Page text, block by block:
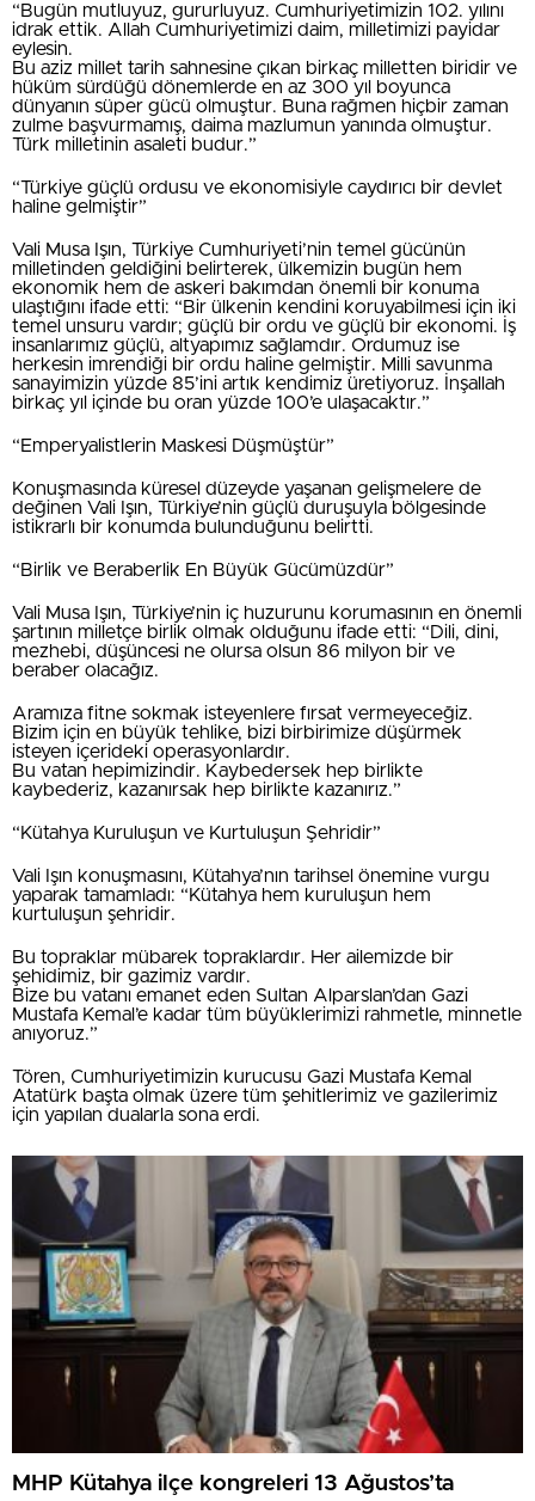
“Bugün mutluyuz, gururluyuz. Cumhuriyetimizin 102. yılını
idrak ettik. Allah Cumhuriyetimizi daim, milletimizi payidar
eylesin.
Bu aziz millet tarih sahnesine çıkan birkaç milletten biridir ve
hüküm sürdüğü dönemlerde en az 300 yıl boyunca
dünyanın süper gücü olmuştur. Buna rağmen hiçbir zaman
zulme başvurmamış, daima mazlumun yanında olmuştur.
Türk milletinin asaleti budur.”
“Türkiye güçlü ordusu ve ekonomisiyle caydırıcı bir devlet
haline gelmiştir”
Vali Musa Işın, Türkiye Cumhuriyeti’nin temel gücünün
milletinden geldiğini belirterek, ülkemizin bugün hem
ekonomik hem de askeri bakımdan önemli bir konuma
ulaştığını ifade etti: “Bir ülkenin kendini koruyabilmesi için iki
temel unsuru vardır; güçlü bir ordu ve güçlü bir ekonomi. İş
insanlarımız güçlü, altyapımız sağlamdır. Ordumuz ise
herkesin imrendiği bir ordu haline gelmiştir. Milli savunma
sanayimizin yüzde 85’ini artık kendimiz üretiyoruz. İnşallah
birkaç yıl içinde bu oran yüzde 100’e ulaşacaktır.”
“Emperyalistlerin Maskesi Düşmüştür”
Konuşmasında küresel düzeyde yaşanan gelişmelere de
değinen Vali Işın, Türkiye’nin güçlü duruşuyla bölgesinde
istikrarlı bir konumda bulunduğunu belirtti.
“Birlik ve Beraberlik En Büyük Gücümüzdür”
Vali Musa Işın, Türkiye’nin iç huzurunu korumasının en önemli
şartının milletçe birlik olmak olduğunu ifade etti: “Dili, dini,
mezhebi, düşüncesi ne olursa olsun 86 milyon bir ve
beraber olacağız.
Aramıza fitne sokmak isteyenlere fırsat vermeyeceğiz.
Bizim için en büyük tehlike, bizi birbirimize düşürmek
isteyen içerideki operasyonlardır.
Bu vatan hepimizindir. Kaybedersek hep birlikte
kaybederiz, kazanırsak hep birlikte kazanırız.”
“Kütahya Kuruluşun ve Kurtuluşun Şehridir”
Vali Işın konuşmasını, Kütahya’nın tarihsel önemine vurgu
yaparak tamamladı: “Kütahya hem kuruluşun hem
kurtuluşun şehridir.
Bu topraklar mübarek topraklardır. Her ailemizde bir
şehidimiz, bir gazimiz vardır.
Bize bu vatanı emanet eden Sultan Alparslan’dan Gazi
Mustafa Kemal’e kadar tüm büyüklerimizi rahmetle, minnetle
anıyoruz.”
Tören, Cumhuriyetimizin kurucusu Gazi Mustafa Kemal
Atatürk başta olmak üzere tüm şehitlerimiz ve gazilerimiz
için yapılan dualarla sona erdi.
MHP Kütahya ilçe kongreleri 13 Ağustos’ta